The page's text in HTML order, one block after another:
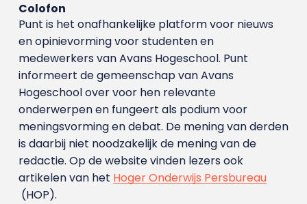
Colofon
Punt is het onafhankelijke platform voor nieuws
en opinievorming voor studenten en
medewerkers van Avans Hoge­school. Punt
informeert de gemeenschap van Avans
Hogeschool over voor hen relevante
onderwerpen en fungeert als podium voor
meningsvorming en debat. De mening van derden
is daarbij niet noodzakelijk de mening van de
redactie. Op de website vinden lezers ook
artikelen van het Hoger Onderwijs Persbureau
(HOP).